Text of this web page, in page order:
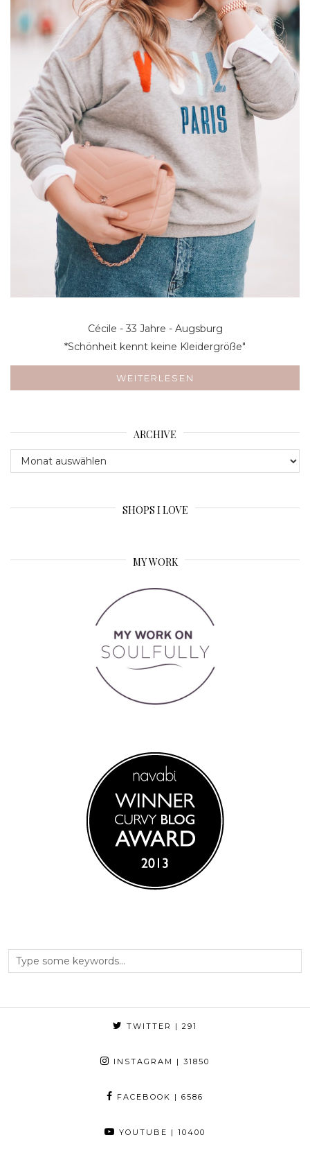
Cécile - 33 Jahre - Augsburg
*Schönheit kennt keine Kleidergröße"
WEITERLESEN
ARCHIVE
Archive
SHOPS I LOVE
MY WORK
TWITTER | 291
INSTAGRAM | 31850
FACEBOOK | 6586
YOUTUBE | 10400